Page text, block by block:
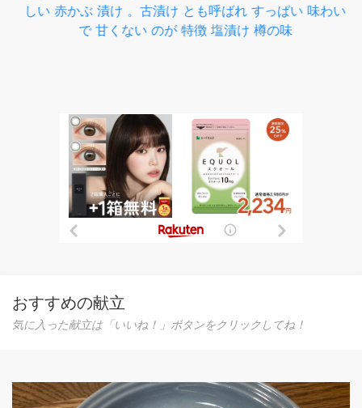
しい 赤かぶ 漬け 。古漬け とも呼ばれ すっぱい 味わい
で 甘くない のが 特徴 塩漬け 樽の味
おすすめの献立
気に入った献立は「いいね！」ボタンをクリックしてね！